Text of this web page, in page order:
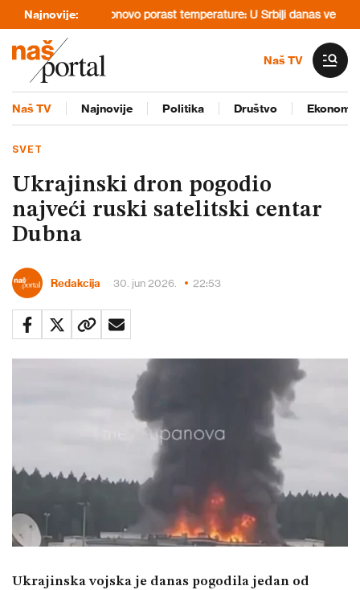
Najnovije:Ponovo porast temperature: U Srbiji danas veoma
Naš TV
Naš TV Najnovije Politika Društvo
SVET
Ukrajinski dron pogodio
najveći ruski satelitski centar
Dubna
Redakcija 30. jun 2026. 22:53
Ukrajinska vojska je danas pogodila jedan od